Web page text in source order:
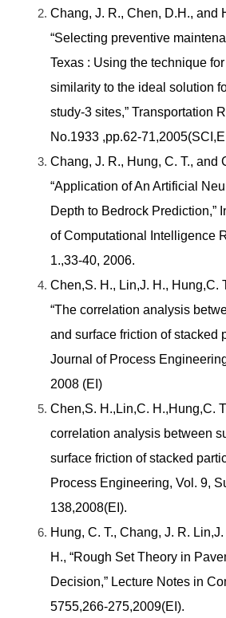
Chang, J. R., Chen, D.H., and
“Selecting preventive
Texas : Using the technique
similarity to the ideal solution
study-3 sites,” Transportation
No.1933 ,pp.62-
Chang, J. R., Hung, C. T., and
“Application of An Artificial
Depth to Bedrock Prediction,”
of Computational Intelligence
1.,33-40, 2006.
Chen,S. H., Lin,J. H., Hung,C.
“The correlation analysis
and surface friction of stacked
Journal of Process
2008 (EI)
Chen,S. H.,Lin,C. H.,Hung,C.
correlation analysis between
surface friction of stacked
Process Engineering, Vol. 9,
138,2008(EI).
Hung, C. T., Chang, J. R.
H., “Rough Set Theory in
Decision,” Lecture Notes in
5755,266-275,2009(EI).